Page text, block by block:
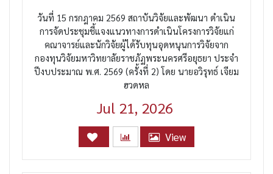
วันที่ 15 กรกฎาคม 2569 สถาบันวิจัยและพัฒนา ดำเนิน
การจัดประชุมชี้แจงแนวทางการดำเนินโครงการวิจัยแก่
คณาจารย์และนักวิจัยผู้ได้รับทุนอุดหนุนการวิจัยจาก
กองทุนวิจัยมหาวิทยาลัยราชภัฏพระนครศรีอยุธยา ประจำ
ปีงบประมาณ พ.ศ. 2569 (ครั้งที่ 2) โดย นายอวิรุทธ์ เจียม
ฮวดหล
Jul 21, 2026
View